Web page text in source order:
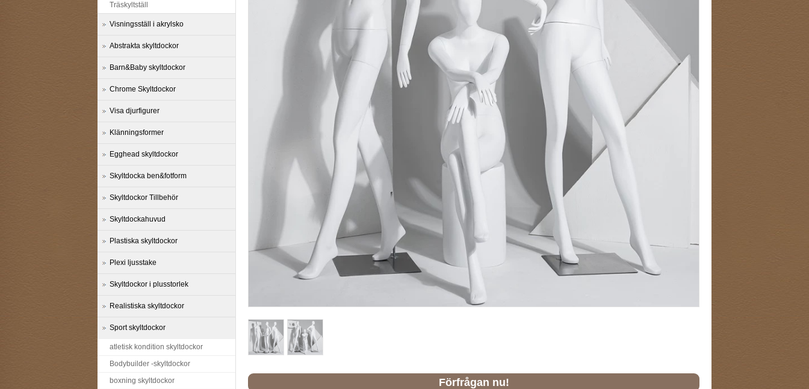
Förfrågan nu!
Träskyltställ
Visningsställ i akrylsko
Abstrakta skyltdockor
Barn&Baby skyltdockor
Chrome Skyltdockor
Visa djurfigurer
Klänningsformer
Egghead skyltdockor
Skyltdocka ben&fotform
Skyltdockor Tillbehör
Skyltdockahuvud
Plastiska skyltdockor
Plexi ljusstake
Skyltdockor i plusstorlek
Realistiska skyltdockor
Sport skyltdockor
atletisk kondition skyltdockor
Bodybuilder -skyltdockor
boxning skyltdockor